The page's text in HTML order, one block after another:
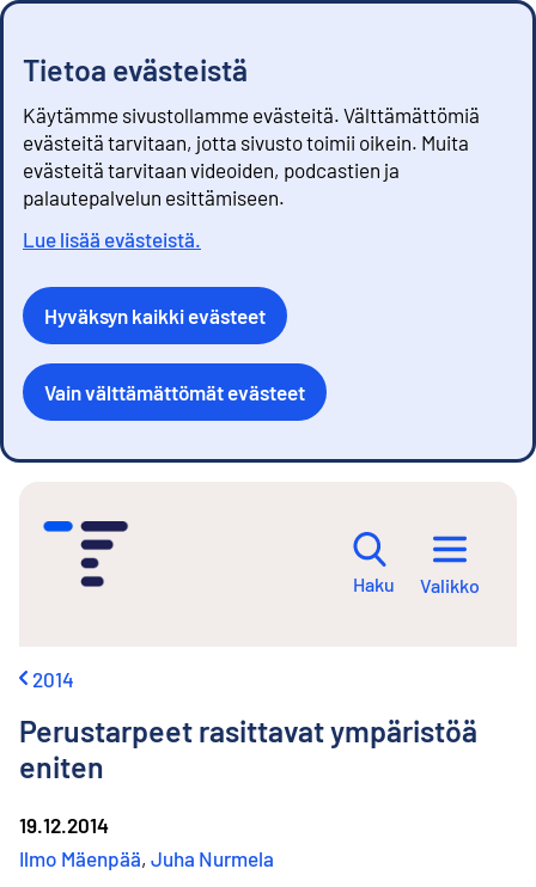
Tietoa evästeistä
Käytämme sivustollamme evästeitä. Välttämättömiä
evästeitä tarvitaan, jotta sivusto toimii oikein. Muita
evästeitä tarvitaan videoiden, podcastien ja
palautepalvelun esittämiseen.
Lue lisää evästeistä.
Hyväksyn kaikki evästeet
Vain välttämättömät evästeet
Haku Valikko
2014
Perustarpeet rasittavat ympäristöä
eniten
19.12.2014
Ilmo Mäenpää, Juha Nurmela